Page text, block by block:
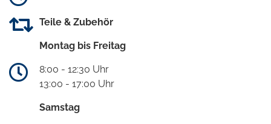
Teile & Zubehör
Montag bis Freitag
8:00 - 12:30 Uhr
13:00 - 17:00 Uhr
Samstag